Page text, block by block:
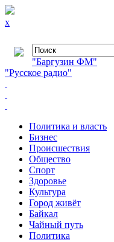
x
"Баргузин ФМ"
"Русское радио"
Политика и власть
Бизнес
Происшествия
Общество
Cпорт
Здоровье
Культура
Город живёт
Байкал
Чайный путь
Политика